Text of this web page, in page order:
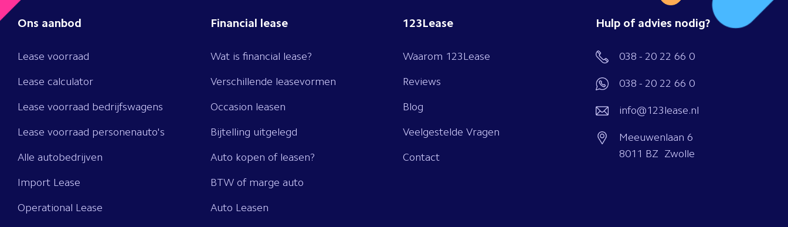
Ons aanbod
Lease voorraad
Lease calculator
Lease voorraad bedrijfswagens
Lease voorraad personenauto's
Alle autobedrijven
Import Lease
Operational Lease
Financial lease
Wat is financial lease?
Verschillende leasevormen
Occasion leasen
Bijtelling uitgelegd
Auto kopen of leasen?
BTW of marge auto
Auto Leasen
123Lease
Waarom 123Lease
Reviews
Blog
Veelgestelde Vragen
Contact
Hulp of advies nodig?
038 - 20 22 66 0
038 - 20 22 66 0
info@123lease.nl
Meeuwenlaan 6
8011 BZ Zwolle